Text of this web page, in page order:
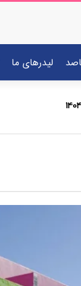
لیدرهای ما